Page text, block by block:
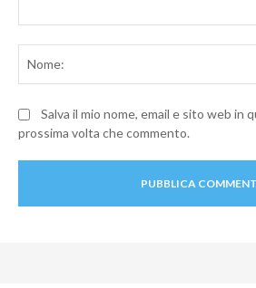
Salva il mio nome, email e sito web in
prossima volta che commento.